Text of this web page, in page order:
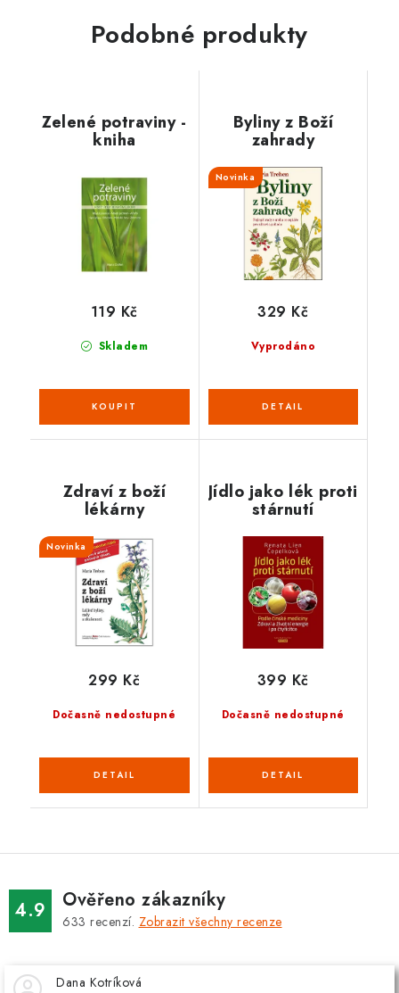
Podobné produkty
Zelené potraviny -
kniha
Skladem
119 Kč
Byliny z Boží
zahrady
Novinka
Vyprodáno
329 Kč
Zdraví z boží
lékárny
Novinka
Dočasně nedostupné
299 Kč
Jídlo jako lék proti
stárnutí
Dočasně nedostupné
399 Kč
4.9 Ověřeno zákazníky
633 recenzí. Zobrazit všechny recenze
Dana Kotríková